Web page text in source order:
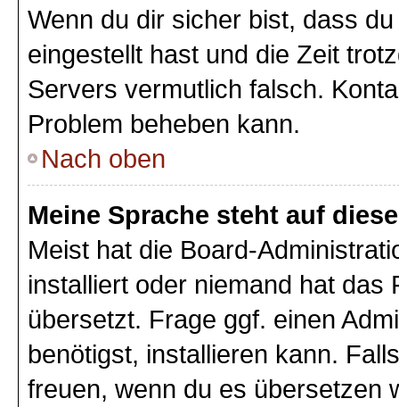
Wenn du dir sicher bist, dass
eingestellt hast und die Zeit
Servers vermutlich falsch.
Problem beheben kann.
Nach oben
Meine Sprache steht auf
Meist hat die Board-
installiert oder niemand hat das
übersetzt. Frage ggf. einen
benötigst, installieren kann.
freuen, wenn du es übersetzen